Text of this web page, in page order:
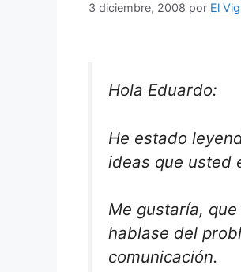
3 diciembre, 2008 por El
Hola Eduardo:
He estado
ideas que usted
Me gustaría,
hablase del
comunicación.